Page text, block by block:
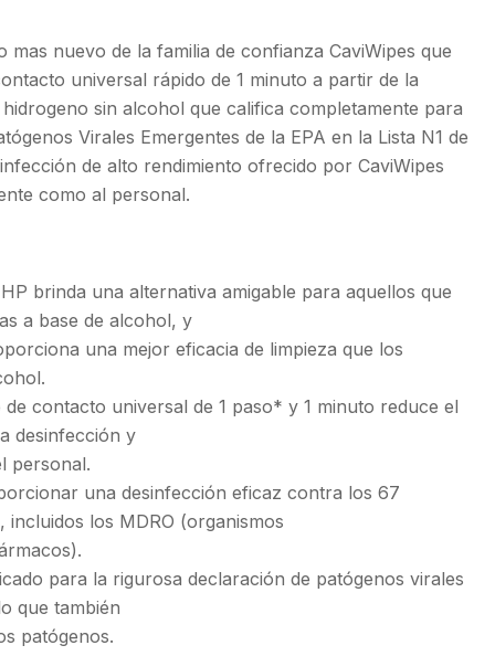
mas nuevo de la familia de confianza CaviWipes que
universal rápido de 1 minuto a partir de la
sin alcohol que califica completamente para
Virales Emergentes de la EPA en la Lista N1 de
de alto rendimiento ofrecido por CaviWipes
como al personal.
brinda una alternativa amigable para aquellos que
a base de alcohol, y
una mejor eficacia de limpieza que los
contacto universal de 1 paso* y 1 minuto reduce el
desinfección y
personal.
una desinfección eficaz contra los 67
incluidos los MDRO (organismos
para la rigurosa declaración de patógenos virales
que también
patógenos.